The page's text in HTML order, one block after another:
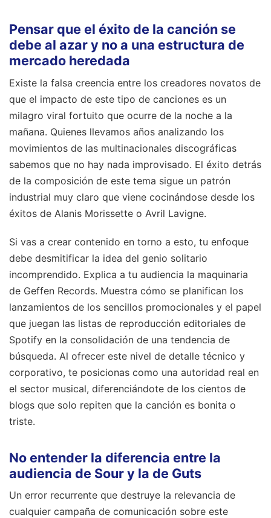
Pensar que el éxito de la canción se
debe al azar y no a una estructura de
mercado heredada
Existe la falsa creencia entre los creadores novatos de
que el impacto de este tipo de canciones es un
milagro viral fortuito que ocurre de la noche a la
mañana. Quienes llevamos años analizando los
movimientos de las multinacionales discográficas
sabemos que no hay nada improvisado. El éxito detrás
de la composición de este tema sigue un patrón
industrial muy claro que viene cocinándose desde los
éxitos de Alanis Morissette o Avril Lavigne.
Si vas a crear contenido en torno a esto, tu enfoque
debe desmitificar la idea del genio solitario
incomprendido. Explica a tu audiencia la maquinaria
de Geffen Records. Muestra cómo se planifican los
lanzamientos de los sencillos promocionales y el papel
que juegan las listas de reproducción editoriales de
Spotify en la consolidación de una tendencia de
búsqueda. Al ofrecer este nivel de detalle técnico y
corporativo, te posicionas como una autoridad real en
el sector musical, diferenciándote de los cientos de
blogs que solo repiten que la canción es bonita o
triste.
No entender la diferencia entre la
audiencia de Sour y la de Guts
Un error recurrente que destruye la relevancia de
cualquier campaña de comunicación sobre este